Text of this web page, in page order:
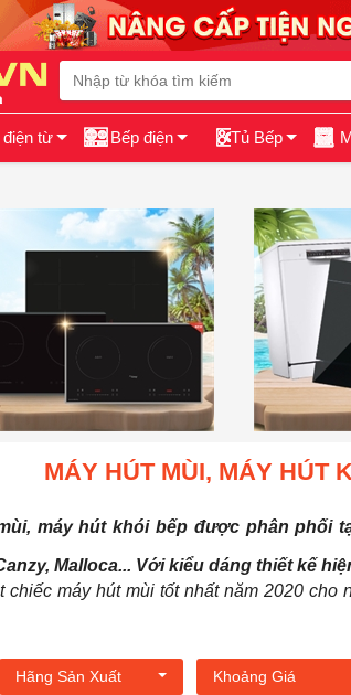
điện từ Bếp điện Tủ Bếp
MÁY HÚT MÙI, MÁY HÚT
, máy hút khói bếp được phân phối
Malloca... Với kiểu dáng thiết kế
chiếc máy hút mùi tốt nhất năm 2020
Hãng Sản Xuất Khoảng Giá